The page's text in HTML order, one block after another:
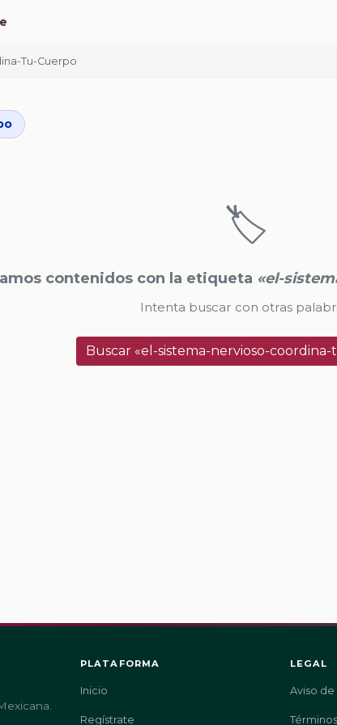
Tu-Cuerpo
🏷️
contenidos con la etiqueta «el-
Intenta buscar con otras
Buscar «el-sistema-nervioso-
PLATAFORMA
Inicio
Regístrate
LEGAL
Aviso